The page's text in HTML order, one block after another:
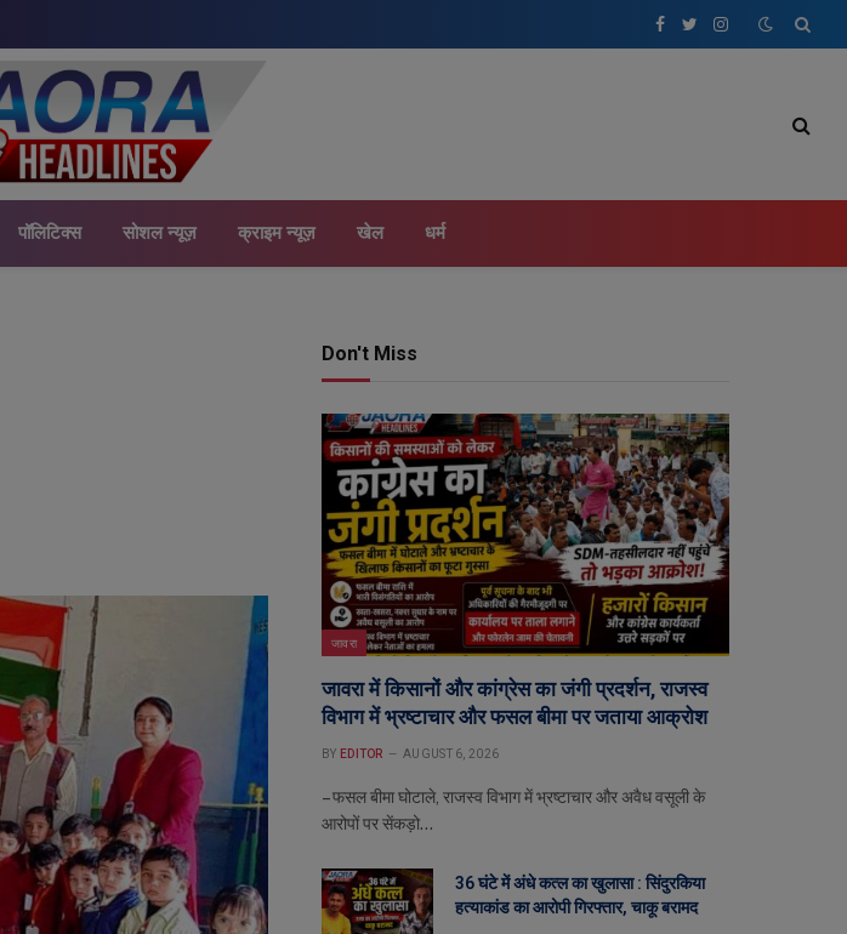
Facebook
TwitterInstagram
पॉलिटिक्स सोशल न्यूज़ क्राइम न्यूज़ खेल धर्म
Don't Miss
जावरा
जावरा में किसानों और कांग्रेस का जंगी प्रदर्शन, राजस्व
विभाग में भ्रष्टाचार और फसल बीमा पर जताया आक्रोश
BY EDITOR AUGUST 6, 2026
– फसल बीमा घोटाले, राजस्व विभाग में भ्रष्टाचार और अवैध वसूली के
आरोपों पर सेंकड़ो…
36 घंटे में अंधे कत्ल का खुलासा : सिंदुरकिया
हत्याकांड का आरोपी गिरफ्तार, चाकू बरामद